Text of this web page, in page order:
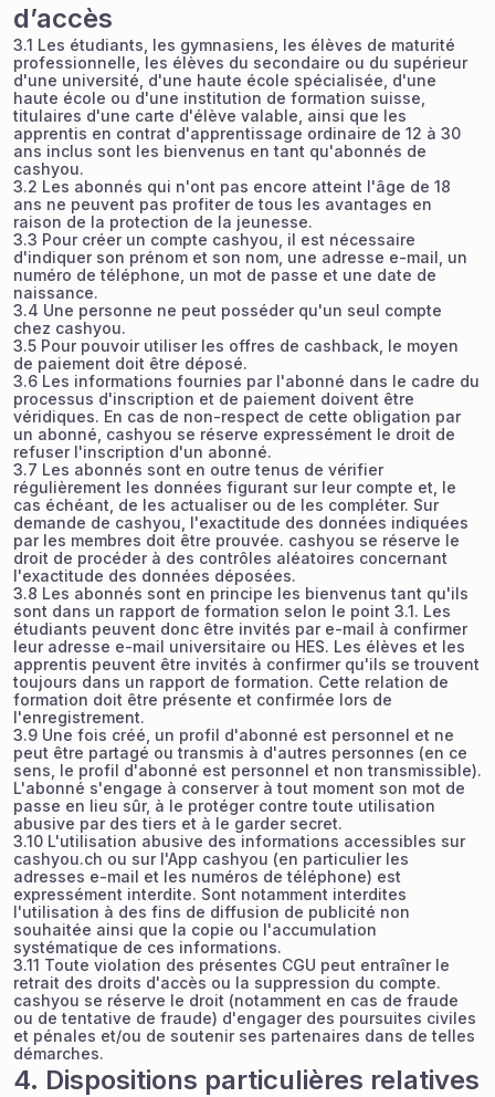
d’accès
3.1 Les étudiants, les gymnasiens, les élèves de maturité
professionnelle, les élèves du secondaire ou du supérieur
d'une université, d'une haute école spécialisée, d'une
haute école ou d'une institution de formation suisse,
titulaires d'une carte d'élève valable, ainsi que les
apprentis en contrat d'apprentissage ordinaire de 12 à 30
ans inclus sont les bienvenus en tant qu'abonnés de
cashyou.
3.2 Les abonnés qui n'ont pas encore atteint l'âge de 18
ans ne peuvent pas profiter de tous les avantages en
raison de la protection de la jeunesse.
3.3 Pour créer un compte cashyou, il est nécessaire
d'indiquer son prénom et son nom, une adresse e-mail, un
numéro de téléphone, un mot de passe et une date de
naissance.
3.4 Une personne ne peut posséder qu'un seul compte
chez cashyou.
3.5 Pour pouvoir utiliser les offres de cashback, le moyen
de paiement doit être déposé.
3.6 Les informations fournies par l'abonné dans le cadre du
processus d'inscription et de paiement doivent être
véridiques. En cas de non-respect de cette obligation par
un abonné, cashyou se réserve expressément le droit de
refuser l'inscription d'un abonné.
3.7 Les abonnés sont en outre tenus de vérifier
régulièrement les données figurant sur leur compte et, le
cas échéant, de les actualiser ou de les compléter. Sur
demande de cashyou, l'exactitude des données indiquées
par les membres doit être prouvée. cashyou se réserve le
droit de procéder à des contrôles aléatoires concernant
l'exactitude des données déposées.
3.8 Les abonnés sont en principe les bienvenus tant qu'ils
sont dans un rapport de formation selon le point 3.1. Les
étudiants peuvent donc être invités par e-mail à confirmer
leur adresse e-mail universitaire ou HES. Les élèves et les
apprentis peuvent être invités à confirmer qu'ils se trouvent
toujours dans un rapport de formation. Cette relation de
formation doit être présente et confirmée lors de
l'enregistrement.
3.9 Une fois créé, un profil d'abonné est personnel et ne
peut être partagé ou transmis à d'autres personnes (en ce
sens, le profil d'abonné est personnel et non transmissible).
L'abonné s'engage à conserver à tout moment son mot de
passe en lieu sûr, à le protéger contre toute utilisation
abusive par des tiers et à le garder secret.
3.10 L'utilisation abusive des informations accessibles sur
cashyou.ch ou sur l'App cashyou (en particulier les
adresses e-mail et les numéros de téléphone) est
expressément interdite. Sont notamment interdites
l'utilisation à des fins de diffusion de publicité non
souhaitée ainsi que la copie ou l'accumulation
systématique de ces informations.
3.11 Toute violation des présentes CGU peut entraîner le
retrait des droits d'accès ou la suppression du compte.
cashyou se réserve le droit (notamment en cas de fraude
ou de tentative de fraude) d'engager des poursuites civiles
et pénales et/ou de soutenir ses partenaires dans de telles
démarches.
4. Dispositions particulières relatives